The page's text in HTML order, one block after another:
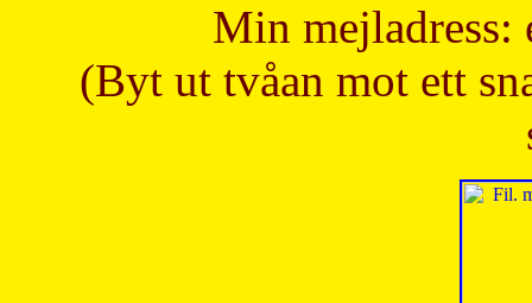
Min mejladress:
(Byt ut tvåan mot ett